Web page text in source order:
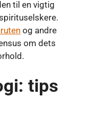
til en vigtig
og andre
om dets
tips